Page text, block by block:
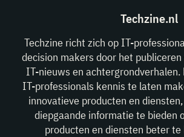
Techzine.nl
Techzine richt zich op IT-
decision makers door het
IT-nieuws en achtergrondverhalen.
IT-professionals kennis te laten
innovatieve producten en
diepgaande informatie te bieden
producten en diensten beter te